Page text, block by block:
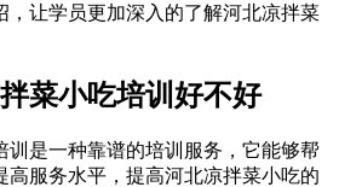
，让学员更加深入的了解河北凉拌菜
菜小吃培训好不好
训是一种靠谱的培训服务，它能够帮
高服务水平，提高河北凉拌菜小吃的